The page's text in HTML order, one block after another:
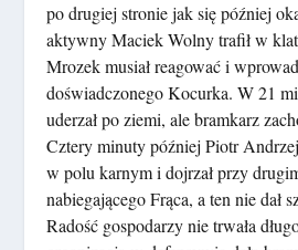
po drugiej stronie jak się później
aktywny Maciek Wolny trafił w
Mrozek musiał reagować i
doświadczonego Kocurka. W 21
uderzał po ziemi, ale bramkarz
Cztery minuty później Piotr
w polu karnym i dojrzał przy
nabiegającego Frąca, a ten nie dał
Radość gospodarzy nie trwała